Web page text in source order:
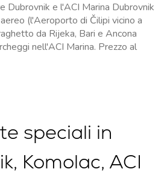
Dubrovnik e l'ACI Marina Dubrovnik
(l'Aeroporto di Čilipi vicino a
da Rijeka, Bari e Ancona
nell'ACI Marina. Prezzo al
speciali in
Komolac, ACI